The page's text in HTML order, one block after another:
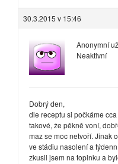
30.3.2015 v 15:46
Anonymní
Neaktivní
Dobrý den,
dle receptu si počkáme
takové, že pěkně voní,
maz se moc netvoří. Jinak
ve stádiu nasolení a
zkusil jsem na topinku a